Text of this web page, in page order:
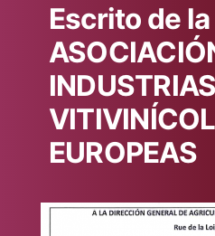
Escrito de la
INDUSTRIAS
EUROPEAS